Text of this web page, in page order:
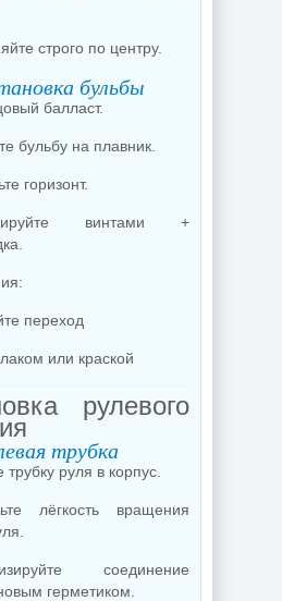
строго по центру.
бульбы
балласт.
бульбу на плавник.
горизонт.
винтами +
переход
или краской
рулевого
трубка
трубку руля в корпус.
лёгкость вращения
соединение
герметиком.